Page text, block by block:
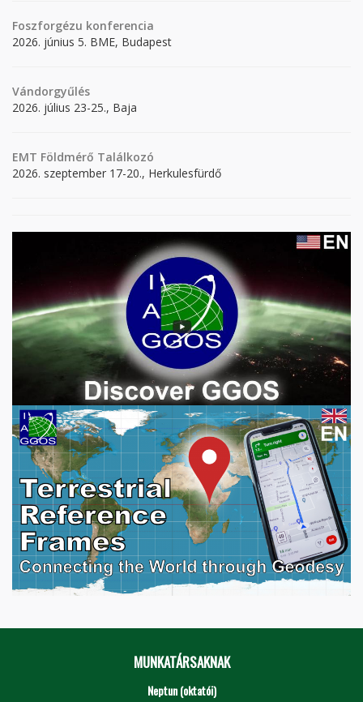
Foszforgézu konferencia
2026. június 5. BME, Budapest
Vándorgyűlés
2026. július 23-25., Baja
EMT Földmérő Találkozó
2026. szeptember 17-20., Herkulesfürdő
MUNKATÁRSAKNAK
Neptun (oktatói)